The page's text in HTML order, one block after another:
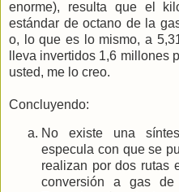
enorme), resulta que el
estándar de octano de la
o, lo que es lo mismo, a
lleva invertidos 1,6 millones
usted, me lo creo.
Concluyendo:
No existe una
especula con que se
realizan por dos rutas
conversión a gas